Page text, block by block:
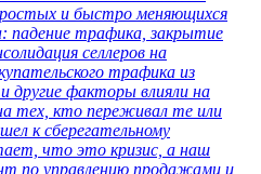
и быстро меняющихся
падение трафика, закрытие
селлеров на
трафика из
другие факторы влияли на
тех, кто переживал те или
к сберегательному
что это кризис, а наш
по управлению продажами и